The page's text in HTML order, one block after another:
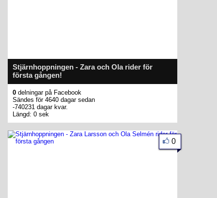
Stjärnhoppningen - Zara och Ola rider för
första gången!
0 delningar på Facebook
Sändes för 4640 dagar sedan
-740231 dagar kvar.
Längd: 0 sek
0